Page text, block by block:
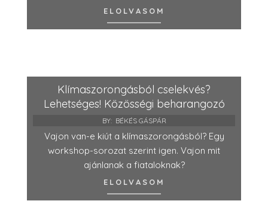
ELOLVASOM
Klímaszorongásból cselekvés?
Lehetséges! Közösségi beharangozó
BY: BÉKÉS GÁSPÁR
Vajon van-e kiút a klímaszorongásból? Egy
workshop-sorozat szerint igen. Vajon mit
ajánlanak a fiataloknak?
ELOLVASOM